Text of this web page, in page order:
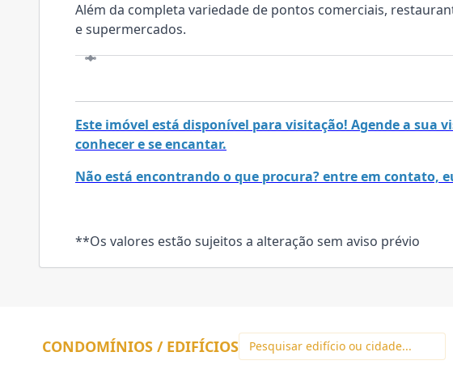
Além da completa variedade de pontos comerciais,
e supermercados.
Este imóvel está disponível para visitação! Agende a sua
conhecer e se encantar.
Não está encontrando o que procura? entre em contato,
**Os valores estão sujeitos a alteração sem aviso prévio
CONDOMÍNIOS / EDIFÍCIOS